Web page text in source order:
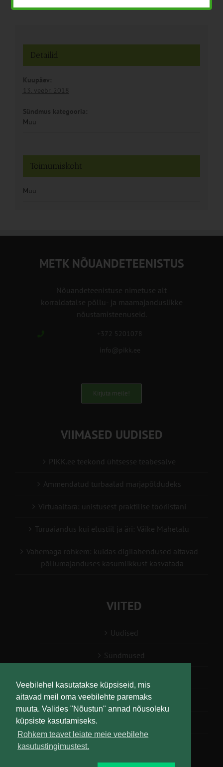
Veebilehel kasutatakse küpsiseid, mis
aitavad meil oma veebilehte paremaks
muuta. Valides "Nõustun" annad nõusoleku
küpsiste kasutamiseks.
Rohkem teavet leiate meie veebilehe
kasutustingimustest.
Detailid
Kuupäev:
13. veebr. 2018
Sündmus kategooria:
Muu
Toimumiskoht
Muu
METK NÕUANDETEENISTUS
Nõuandeteenistuse nimetuse alt
korraldatalse põllu- ja maamajanduslikke
nõustamisteenuseid.
+372 5201078
info@pikk.ee
Kirjuta meile!
VIIMASED UUDISED
PIKK.ee teekond ühtsesse teabesalve
Ammendatud turbaalad marjapõldudeks
Virtuaaltara: unistusest praktilise tööriistani
Turuaiandus kui elustiil ja äri: Väike Mahetalu
Vähemaga rohkem: kuidas digilahendused aitavad
põllumajanduses kasumlikkust kasvatada
VIITED
Uudised
Sündmused
Teabesalv
Liitu uudiskirjaga